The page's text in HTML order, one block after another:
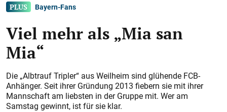
Bayern-Fans
Viel mehr als „Mia san
Mia“
Die „Albtrauf Tripler“ aus Weilheim sind glühende FCB-
Anhänger. Seit ihrer Gründung 2013 fiebern sie mit ihrer
Mannschaft am liebsten in der Gruppe mit. Wer am
Samstag gewinnt, ist für sie klar.